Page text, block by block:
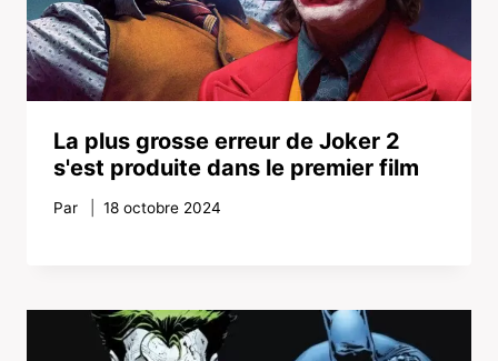
La plus grosse erreur de Joker 2
s'est produite dans le premier film
Par 18 octobre 2024